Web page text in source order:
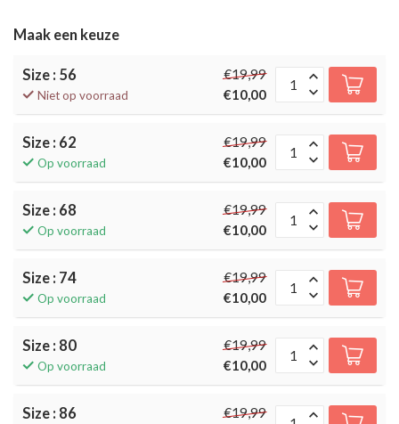
Maak een keuze
Size : 56
Niet op voorraad
€19,99
€10,00
Size : 62
Op voorraad
€19,99
€10,00
Size : 68
Op voorraad
€19,99
€10,00
Size : 74
Op voorraad
€19,99
€10,00
Size : 80
Op voorraad
€19,99
€10,00
Size : 86
€19,99